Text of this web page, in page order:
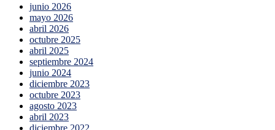
junio 2026
mayo 2026
abril 2026
octubre 2025
abril 2025
septiembre 2024
junio 2024
diciembre 2023
octubre 2023
agosto 2023
abril 2023
diciembre 2022